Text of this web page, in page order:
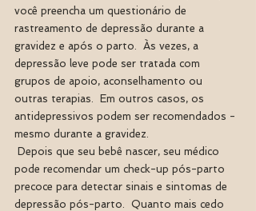
você preencha um questionário de
rastreamento de depressão durante a
gravidez e após o parto.  Às vezes, a
depressão leve pode ser tratada com
grupos de apoio, aconselhamento ou
outras terapias.  Em outros casos, os
antidepressivos podem ser recomendados -
mesmo durante a gravidez.
pode recomendar um check-up pós-parto
precoce para detectar sinais e sintomas de
depressão pós-parto.  Quanto mais cedo